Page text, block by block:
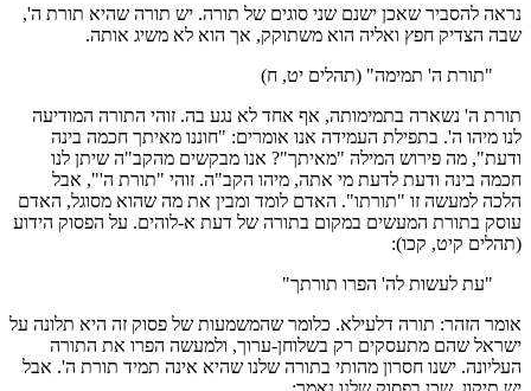
נראה להסביר שאכן ישנם שני סוגים של תורה. יש תורה שהיא תורת ה',
שבה הצדיק חפץ ואליה הוא משתוקק, אך הוא לא משיג אותה.
"תורת ה' תמימה" (תהלים יט, ח)
תורת ה' נשארה בתמימותה, אף אחד לא נגע בה. זוהי התורה המודיעה
לנו מיהו ה'. בתפילת העמידה אנו אומרים: "חוננו מאיתך חכמה בינה
ודעת", מה פירוש המילה "מאיתך"? אנו מבקשים מהקב"ה שיתן לנו
חכמה בינה ודעת לדעת מי אתה, מיהו הקב"ה. זוהי "תורת ה'", אבל
הלכה למעשה זו "תורתו". האדם לומד ומבין את מה שהוא מסוגל, האדם
עוסק בתורת המעשים במקום בתורה של דעת א-לוהים. על הפסוק הידוע
(תהלים קיט, קכו):
"עת לעשות לה' הפרו תורתך"
אומר הזהר: תורה דלעילא. כלומר שהמשמעות של פסוק זה היא תלונה על
ישראל שהם מתעסקים רק בשלוחן-ערוך, ולמעשה הפרו את התורה
העליונה. ישנו חסרון מהותי בתורה שלנו שהיא אינה תמיד תורת ה'. אבל